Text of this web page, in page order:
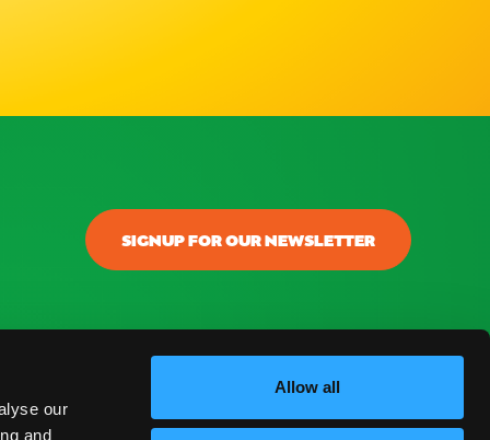
our
and
Allow all
SIGNUP FOR OUR NEWSLETTER